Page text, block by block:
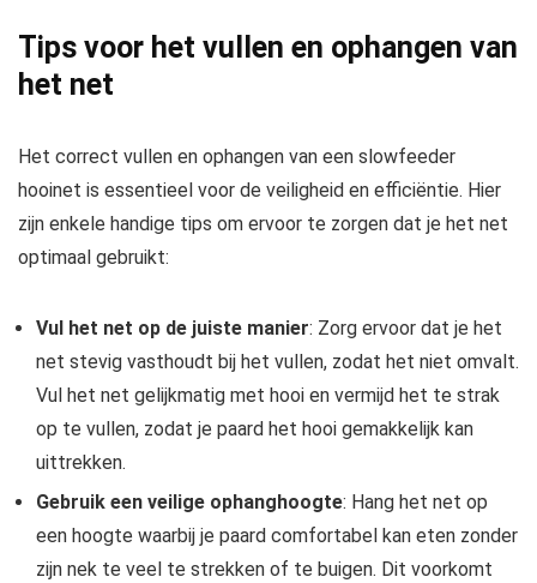
Tips voor het vullen en ophangen van
het net
Het correct vullen en ophangen van een slowfeeder
hooinet is essentieel voor de veiligheid en efficiëntie. Hier
zijn enkele handige tips om ervoor te zorgen dat je het net
optimaal gebruikt:
Vul het net op de juiste manier: Zorg ervoor dat je het
net stevig vasthoudt bij het vullen, zodat het niet omvalt.
Vul het net gelijkmatig met hooi en vermijd het te strak
op te vullen, zodat je paard het hooi gemakkelijk kan
uittrekken.
Gebruik een veilige ophanghoogte: Hang het net op
een hoogte waarbij je paard comfortabel kan eten zonder
zijn nek te veel te strekken of te buigen. Dit voorkomt